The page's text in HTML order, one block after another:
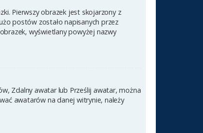
Pierwszy obrazek jest skojarzony z
postów zostało napisanych przez
wyświetlany powyżej nazwy
Zdalny awatar lub Prześlij awatar, można
awatarów na danej witrynie, należy